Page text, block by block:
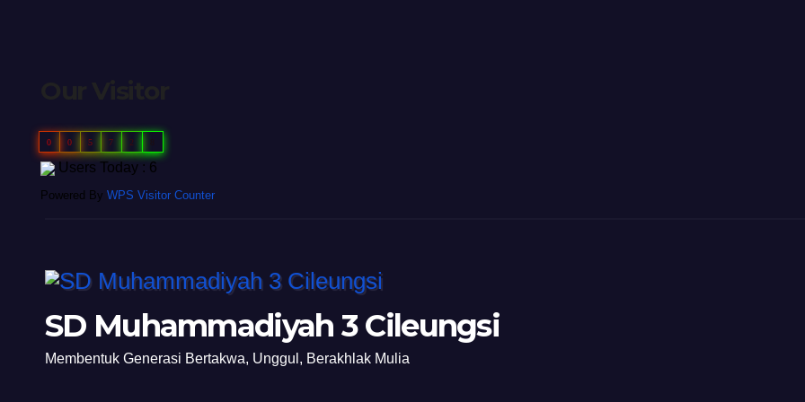
0 0 5 7 2
Users Today : 6
Powered By WPS Visitor Counter
SD Muhammadiyah 3 Cileungsi
Membentuk Generasi Bertakwa, Unggul, Berakhlak Mulia